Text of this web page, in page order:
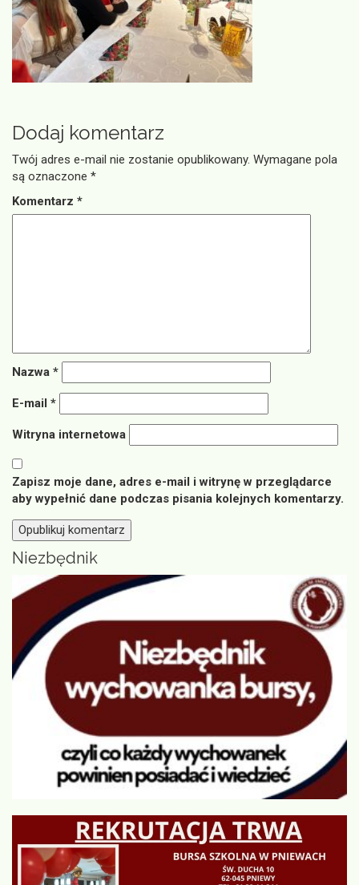
Dodaj komentarz
Twój adres e-mail nie zostanie opublikowany. Wymagane pola
są oznaczone *
Komentarz *
Nazwa *
E-mail *
Witryna internetowa
Zapisz moje dane, adres e-mail i witrynę w przeglądarce
aby wypełnić dane podczas pisania kolejnych komentarzy.
Niezbędnik